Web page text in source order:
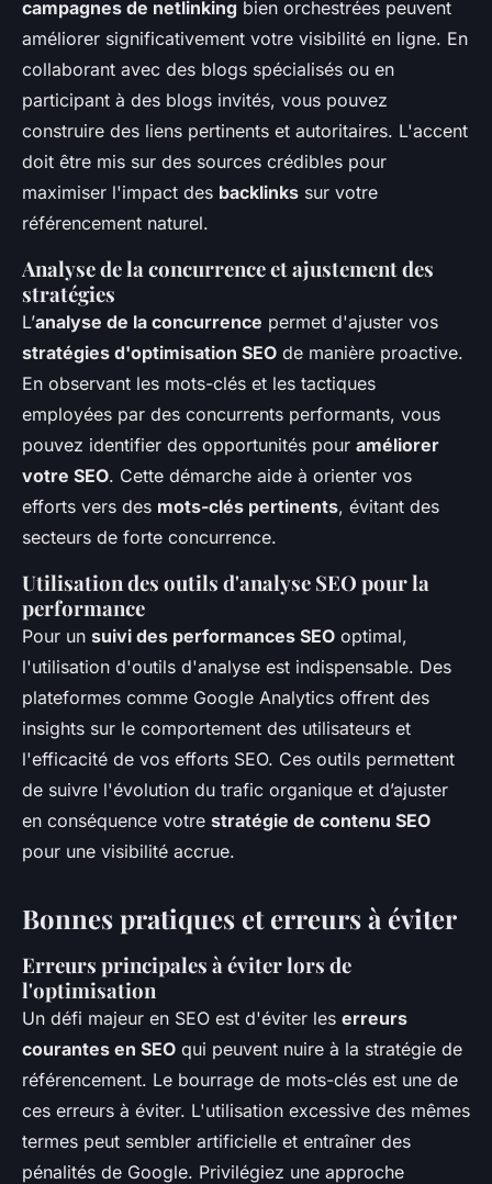
campagnes de netlinking bien orchestrées peuvent
améliorer significativement votre visibilité en ligne. En
collaborant avec des blogs spécialisés ou en
participant à des blogs invités, vous pouvez
construire des liens pertinents et autoritaires. L'accent
doit être mis sur des sources crédibles pour
maximiser l'impact des backlinks sur votre
référencement naturel.
Analyse de la concurrence et ajustement des
stratégies
L’analyse de la concurrence permet d'ajuster vos
stratégies d'optimisation SEO de manière proactive.
En observant les mots-clés et les tactiques
employées par des concurrents performants, vous
pouvez identifier des opportunités pour améliorer
votre SEO. Cette démarche aide à orienter vos
efforts vers des mots-clés pertinents, évitant des
secteurs de forte concurrence.
Utilisation des outils d'analyse SEO pour la
performance
Pour un suivi des performances SEO optimal,
l'utilisation d'outils d'analyse est indispensable. Des
plateformes comme Google Analytics offrent des
insights sur le comportement des utilisateurs et
l'efficacité de vos efforts SEO. Ces outils permettent
de suivre l'évolution du trafic organique et d’ajuster
en conséquence votre stratégie de contenu SEO
pour une visibilité accrue.
Bonnes pratiques et erreurs à éviter
Erreurs principales à éviter lors de
l'optimisation
Un défi majeur en SEO est d'éviter les erreurs
courantes en SEO qui peuvent nuire à la stratégie de
référencement. Le bourrage de mots-clés est une de
ces erreurs à éviter. L'utilisation excessive des mêmes
termes peut sembler artificielle et entraîner des
pénalités de Google. Privilégiez une approche